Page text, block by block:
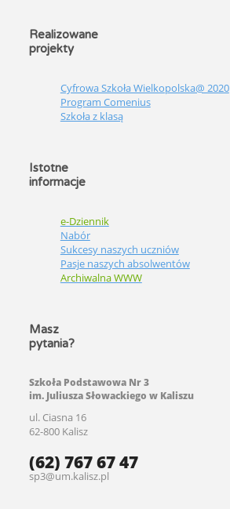
Realizowane
projekty
Cyfrowa Szkoła Wielkopolska@ 2020
Program Comenius
Szkoła z klasą
Istotne
informacje
e-Dziennik
Nabór
Sukcesy naszych uczniów
Pasje naszych absolwentów
Archiwalna WWW
Masz
pytania?
Szkoła Podstawowa Nr 3
im. Juliusza Słowackiego w Kaliszu
ul. Ciasna 16
62-800 Kalisz
(62) 767 67 47
sp3@um.kalisz.pl